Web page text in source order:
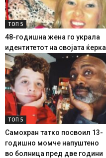
ТОП 5
48-годишна жена го украла
идентитетот на својата ќерка
ТОП 5
Самохран татко посвоил 13-
годишно момче напуштено
во болница пред две години